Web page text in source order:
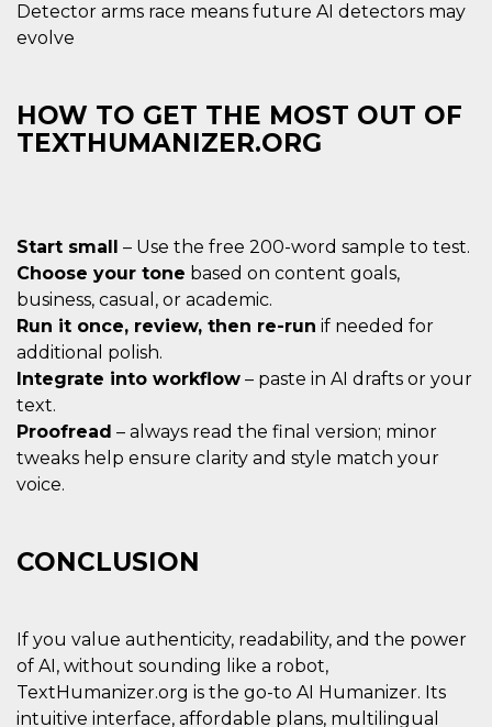
Detector arms race means future AI detectors may
evolve
HOW TO GET THE MOST OUT OF
TEXTHUMANIZER.ORG
Start small – Use the free 200-word sample to test.
Choose your tone based on content goals,
business, casual, or academic.
Run it once, review, then re-run if needed for
additional polish.
Integrate into workflow – paste in AI drafts or your
text.
Proofread – always read the final version; minor
tweaks help ensure clarity and style match your
voice.
CONCLUSION
If you value authenticity, readability, and the power
of AI, without sounding like a robot,
TextHumanizer.org is the go-to AI Humanizer. Its
intuitive interface, affordable plans, multilingual